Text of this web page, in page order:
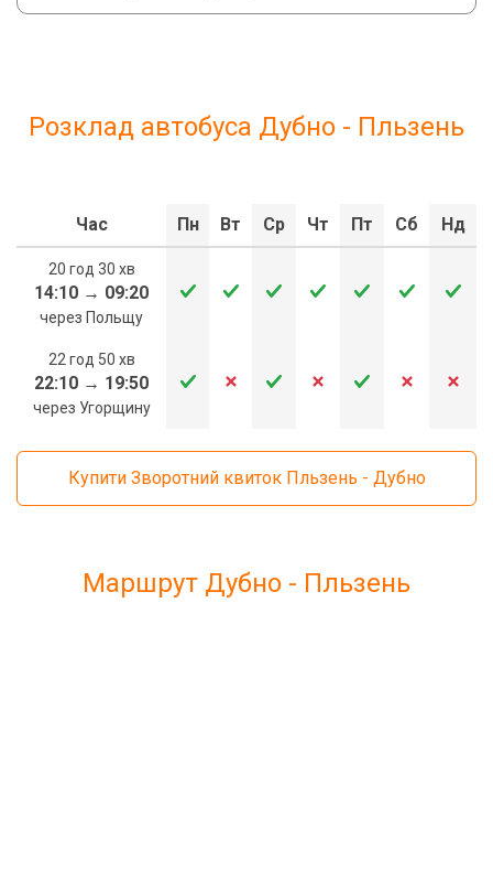
Розклад автобуса Дубно - Пльзень
Час Пн Вт Ср Чт Пт Сб Нд
20 год 30 хв
14:10 → 09:20
через Польщу
22 год 50 хв
22:10 → 19:50
через Угорщину
Купити Зворотний квиток Пльзень - Дубно
Маршрут Дубно - Пльзень